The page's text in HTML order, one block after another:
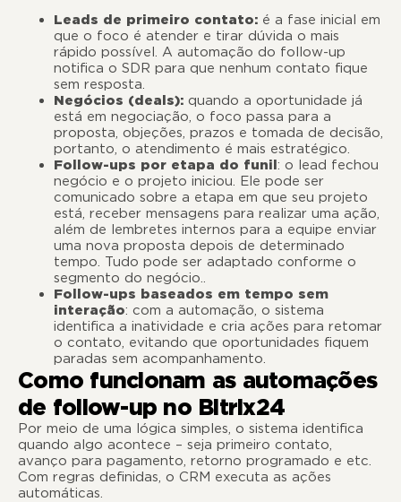
Leads de primeiro contato: é a fase inicial em
que o foco é atender e tirar dúvida o mais
rápido possível. A automação do follow-up
notifica o SDR para que nenhum contato fique
sem resposta.
Negócios (deals): quando a oportunidade já
está em negociação, o foco passa para a
proposta, objeções, prazos e tomada de decisão,
portanto, o atendimento é mais estratégico.
Follow-ups por etapa do funil: o lead fechou
negócio e o projeto iniciou. Ele pode ser
comunicado sobre a etapa em que seu projeto
está, receber mensagens para realizar uma ação,
além de lembretes internos para a equipe enviar
uma nova proposta depois de determinado
tempo. Tudo pode ser adaptado conforme o
segmento do negócio..
Follow-ups baseados em tempo sem
interação: com a automação, o sistema
identifica a inatividade e cria ações para retomar
o contato, evitando que oportunidades fiquem
paradas sem acompanhamento.
Como funcionam as automações
de follow-up no Bitrix24
Por meio de uma lógica simples, o sistema identifica
quando algo acontece – seja primeiro contato,
avanço para pagamento, retorno programado e etc.
Com regras definidas, o CRM executa as ações
automáticas.